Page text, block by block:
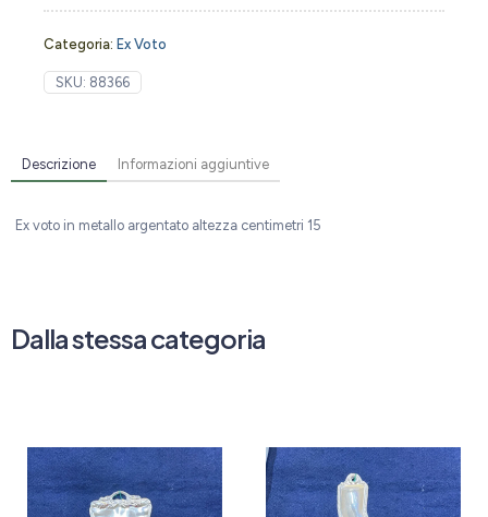
Categoria: Ex Voto
SKU: 88366
Descrizione Informazioni aggiuntive
Ex voto in metallo argentato altezza centimetri 15
Dalla stessa categoria